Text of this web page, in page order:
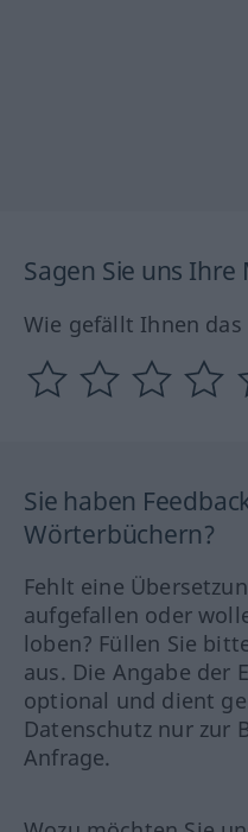
Sagen Sie uns
Wie gefällt Ihnen
Sie haben
Wörterbüchern?
Fehlt eine
aufgefallen oder
loben? Füllen Sie
aus. Die Angabe der
optional und dient
Datenschutz nur zur
Anfrage.